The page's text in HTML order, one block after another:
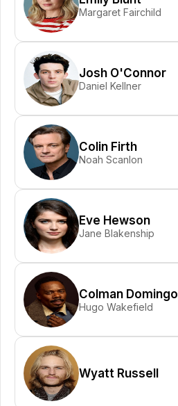
Margaret Fairchild
Josh O'Connor
Daniel Kellner
Colin Firth
Noah Scanlon
Eve Hewson
Jane Blakenship
Colman Domingo
Hugo Wakefield
Wyatt Russell